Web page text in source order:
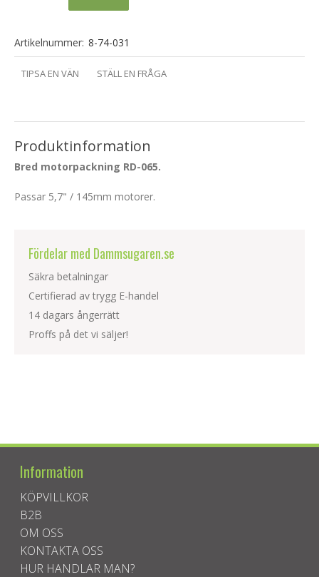
Artikelnummer: 8-74-031
TIPSA EN VÄN STÄLL EN FRÅGA
Produktinformation
Bred motorpackning RD-065.
Passar 5,7" / 145mm motorer.
Fördelar med Dammsugaren.se
Säkra betalningar
Certifierad av trygg E-handel
14 dagars ångerrätt
Proffs på det vi säljer!
Information
KÖPVILLKOR
B2B
OM OSS
KONTAKTA OSS
HUR HANDLAR MAN?